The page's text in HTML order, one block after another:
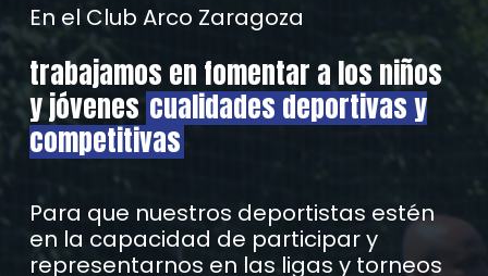
En el Club Arco Zaragoza
trabajamos en fomentar a los niños
y jóvenes cualidades deportivas y
competitivas
Para que nuestros deportistas estén
en la capacidad de participar y
representarnos en las ligas y torneos